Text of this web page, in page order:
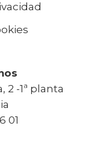
2 -1ª planta
01